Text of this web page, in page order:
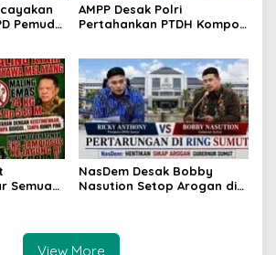
Pemuda
AMPP Desak Polri
Pertahankan PTDH Kompol
Semua
NasDem Desak Bobby
Nasution Setop Arogan di
View More